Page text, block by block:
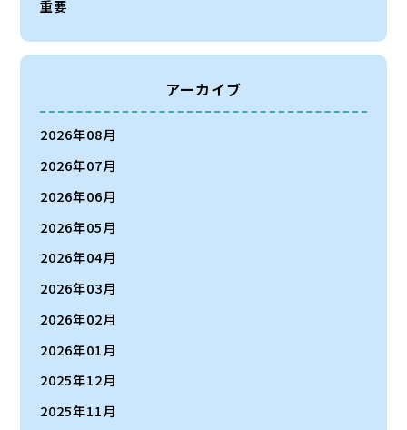
重要
アーカイブ
2026年08月
2026年07月
2026年06月
2026年05月
2026年04月
2026年03月
2026年02月
2026年01月
2025年12月
2025年11月